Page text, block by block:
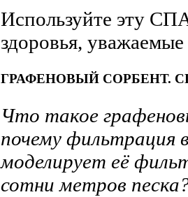
Используйте эту
здоровья,
ГРАФЕНОВЫЙ СОРБЕНТ.
Что такое
почему фильтрация
моделирует её
сотни метров